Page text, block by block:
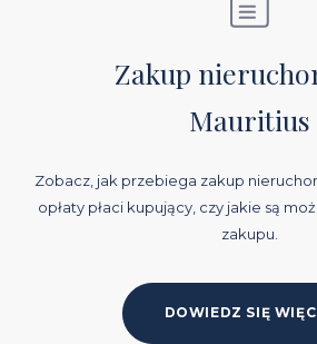
Zakup
Mauritius
Zobacz, jak przebiega zakup
opłaty płaci kupujący, czy jakie są
zakupu.
DOWIEDZ SIĘ